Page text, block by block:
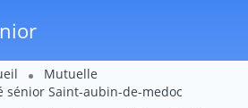
Mutuelle
sénior Saint-aubin-de-medoc